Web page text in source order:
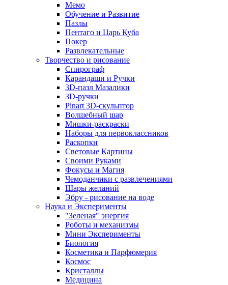
Мемо
Обучение и Развитие
Пазлы
Пентаго и Царь Куба
Покер
Развлекательные
Творчество и рисование
Спирограф
Карандаши и Ручки
3D-пазл Мазалики
3D-ручки
Pinart 3D-скульптор
Волшебный шар
Мишки-раскраски
Наборы для первоклассников
Раскопки
Световые Картины
Своими Руками
Фокусы и Магия
Чемоданчики с развлечениями
Шары желаний
Эбру - рисование на воде
Наука и Эксперименты
"Зеленая" энергия
Роботы и механизмы
Мини Эксперименты
Биология
Косметика и Парфюмерия
Космос
Кристаллы
Медицина